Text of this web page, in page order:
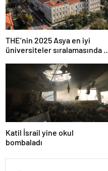
THE’nin 2025 Asya en iyi
üniversiteler sıralamasında 4
Katil İsrail yine okul
bombaladı